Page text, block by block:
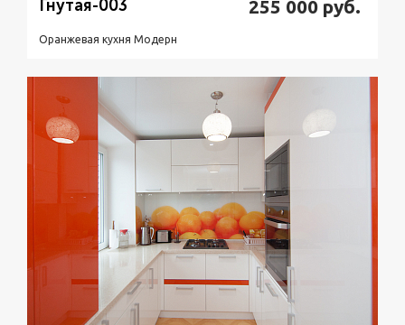
Гнутая-003 255 000 руб.
Оранжевая кухня Модерн
Подробнее Узнать стоимость